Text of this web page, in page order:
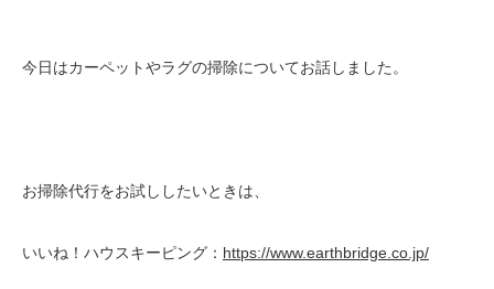
今日はカーペットやラグの掃除についてお話しました。
お掃除代行をお試ししたいときは、
いいね！ハウスキーピング： https://www.earthbridge.co.jp/